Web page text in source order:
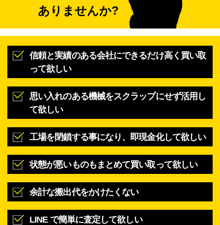
ありませんか?
信頼と実績のある会社にできるだけ高く買い取
って欲しい
思い入れのある機械をスクラップにせず活用し
て欲しい
工場を閉鎖する事になり、即現金化して欲しい
状態が悪いものもまとめて買い取って欲しい
余計な搬出代をかけたくない
LINE で簡単に査定して欲しい